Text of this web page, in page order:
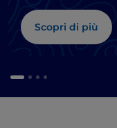
Scopri di più